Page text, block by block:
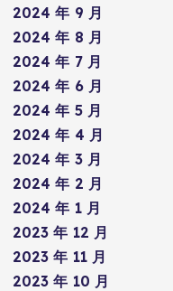
2024 年 9 月
2024 年 8 月
2024 年 7 月
2024 年 6 月
2024 年 5 月
2024 年 4 月
2024 年 3 月
2024 年 2 月
2024 年 1 月
2023 年 12 月
2023 年 11 月
2023 年 10 月